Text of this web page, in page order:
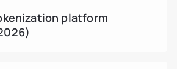
mit Hilfecenter
Schnittstelle für Tickets mit
platform